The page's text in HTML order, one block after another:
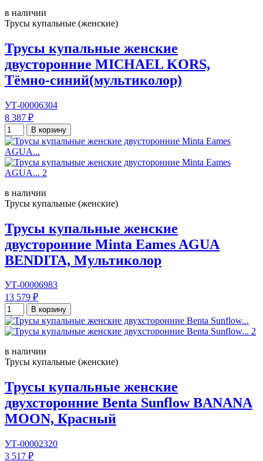
в наличии
Трусы купальные (женские)
Трусы купальные женские
двусторонние MICHAEL KORS,
Тёмно-синий(мультиколор)
УТ-00006304
8 387 ₽
В корзину
в наличии
Трусы купальные (женские)
Трусы купальные женские
двусторонние Minta Eames AGUA
BENDITA, Мультиколор
УТ-00006983
13 579 ₽
В корзину
в наличии
Трусы купальные (женские)
Трусы купальные женские
двухсторонние Benta Sunflow BANANA
MOON, Красный
УТ-00002320
3 517 ₽